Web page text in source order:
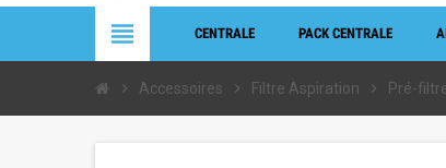
view_headline CENTRALE PACK CENTRALE
chevron_right Accessoires chevron_right Filtre Aspiration chevron_right Pré-